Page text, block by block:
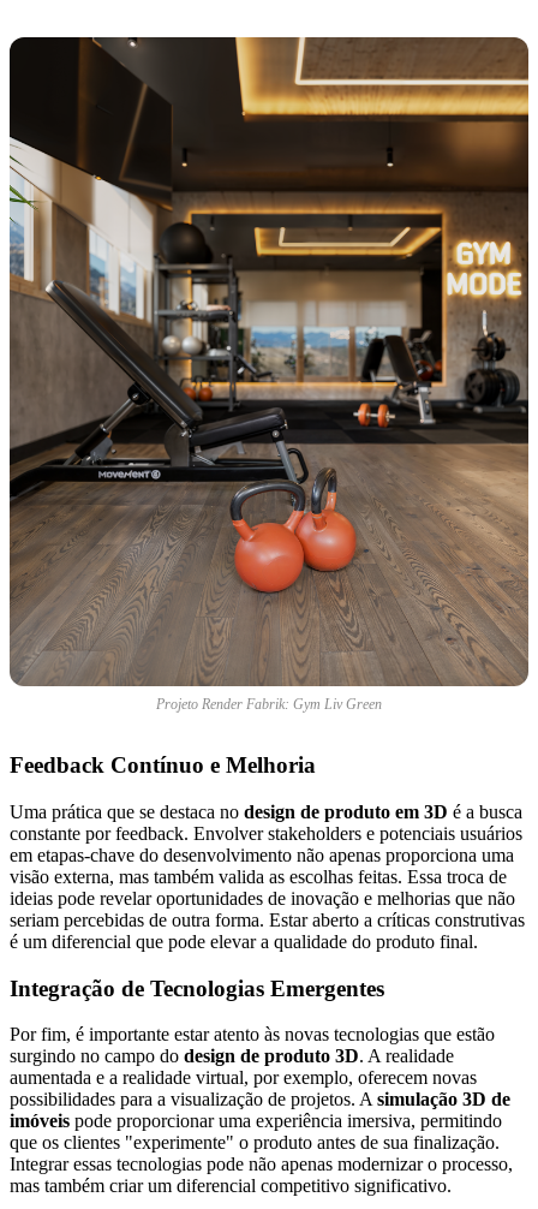
Projeto Render Fabrik: Gym Liv Green
Feedback Contínuo e Melhoria
Uma prática que se destaca no design de produto em 3D é a busca
constante por feedback. Envolver stakeholders e potenciais usuários
em etapas-chave do desenvolvimento não apenas proporciona uma
visão externa, mas também valida as escolhas feitas. Essa troca de
ideias pode revelar oportunidades de inovação e melhorias que não
seriam percebidas de outra forma. Estar aberto a críticas construtivas
é um diferencial que pode elevar a qualidade do produto final.
Integração de Tecnologias Emergentes
Por fim, é importante estar atento às novas tecnologias que estão
surgindo no campo do design de produto 3D. A realidade
aumentada e a realidade virtual, por exemplo, oferecem novas
possibilidades para a visualização de projetos. Asimulação 3D de
imóveis pode proporcionar uma experiência imersiva, permitindo
que os clientes "experimente" o produto antes de sua finalização.
Integrar essas tecnologias pode não apenas modernizar o processo,
mas também criar um diferencial competitivo significativo.